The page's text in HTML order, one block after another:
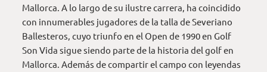
Mallorca. A lo largo de su ilustre carrera, ha coincidido
con innumerables jugadores de la talla de Severiano
Ballesteros, cuyo triunfo en el Open de 1990 en Golf
Son Vida sigue siendo parte de la historia del golf en
Mallorca. Además de compartir el campo con leyendas